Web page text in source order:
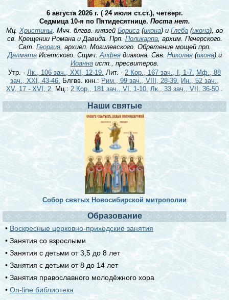
6 августа 2026 г. ( 24 июля ст.ст.), четверг.
Седмица 10-я по Пятидесятнице. Поста нет.
Мц. Христины. Мчч. блгвв. князейБориса (икона) и Глеба (икона), во
св. Крещении Романа и Давида. Прп. Поликарпа, архим. Печерского.
Свт. Георгия, архиеп. Могилевского. Обретение мощей прп.
ДалматаИсетского. Сщмч.Алфеядиакона. Свв. Николая(икона) и
Иоаннаиспп., пресвитеров.
Утр. - Лк., 106 зач., XXI, 12-19. Лит. - 2 Кор., 167 зач., I, 1-7. Мф., 88
зач., XXI, 43-46. Блгвв. кнн.: Рим., 99 зач., VIII, 28-39. Ин., 52 зач.,
XV, 17 - XVI, 2. Мц.: 2 Кор., 181 зач., VI, 1-10. Лк., 33 зач., VII, 36-50 .
Наши святые
Собор святых Новосибирской митрополии
Образование
• Воскресные церковно-приходские занятия
• Занятия со взрослыми
• Занятия с детьми от 3,5 до 8 лет
• Занятия с детьми от 8 до 14 лет
• Занятия православного молодёжного хора
• On-line библиотека